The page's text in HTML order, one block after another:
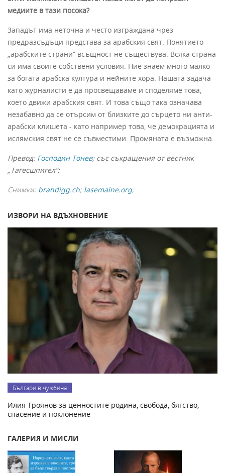
медиите в тази посока?
Западът има неточна и често изграждана чрез
предразсъдъци представа за арабския свят. Понятието
„арабските страни” всъщност не съществува. Всяка страна
си има своите собствени условия. Ние знаем много малко
за богата арабска култура и нейните хора. Нашата задача
като журналисти е да просвещаваме и споделяме това,
което движи арабския свят. И това също така означава
незабавно да се отърсим от близките до сърцето ни анти-
арабски клишета - като например това, че демокрацията и
ислямския свят не се съвместими. Промяната е възможна.
Превод: Господин Тонев; със съкращения от вестник
„Тагесшпигел”;
Снимки: brandigg.ch; lasemaine.org;
ИЗВОРИ НА ВДЪХНОВЕНИЕ
Българи в чужбина
Илия Троянов за ценностите родина, свобода, бягство,
спасение и поклонение
ГАЛЕРИЯ И МИСЛИ